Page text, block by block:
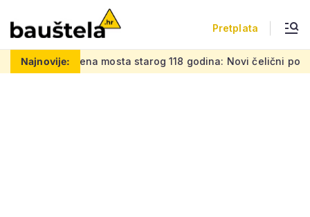
Pretplata
Najnovije:
mosta starog 118 godina: Novi čelični poluluk lebdi nad